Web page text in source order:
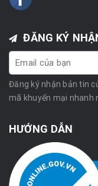
ĐĂNG KÝ
Đăng ký nhận bản tin
mã khuyến mại nhanh
HƯỚNG DẪN